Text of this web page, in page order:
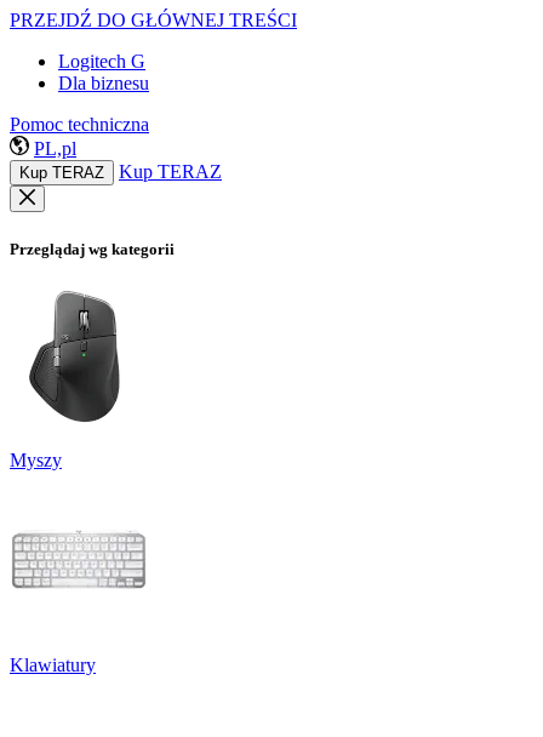
PRZEJDŹ DO GŁÓWNEJ TREŚCI
Logitech G
Dla biznesu
Pomoc techniczna
PL,pl
Kup TERAZ Kup TERAZ
Przeglądaj wg kategorii
Myszy
Klawiatury